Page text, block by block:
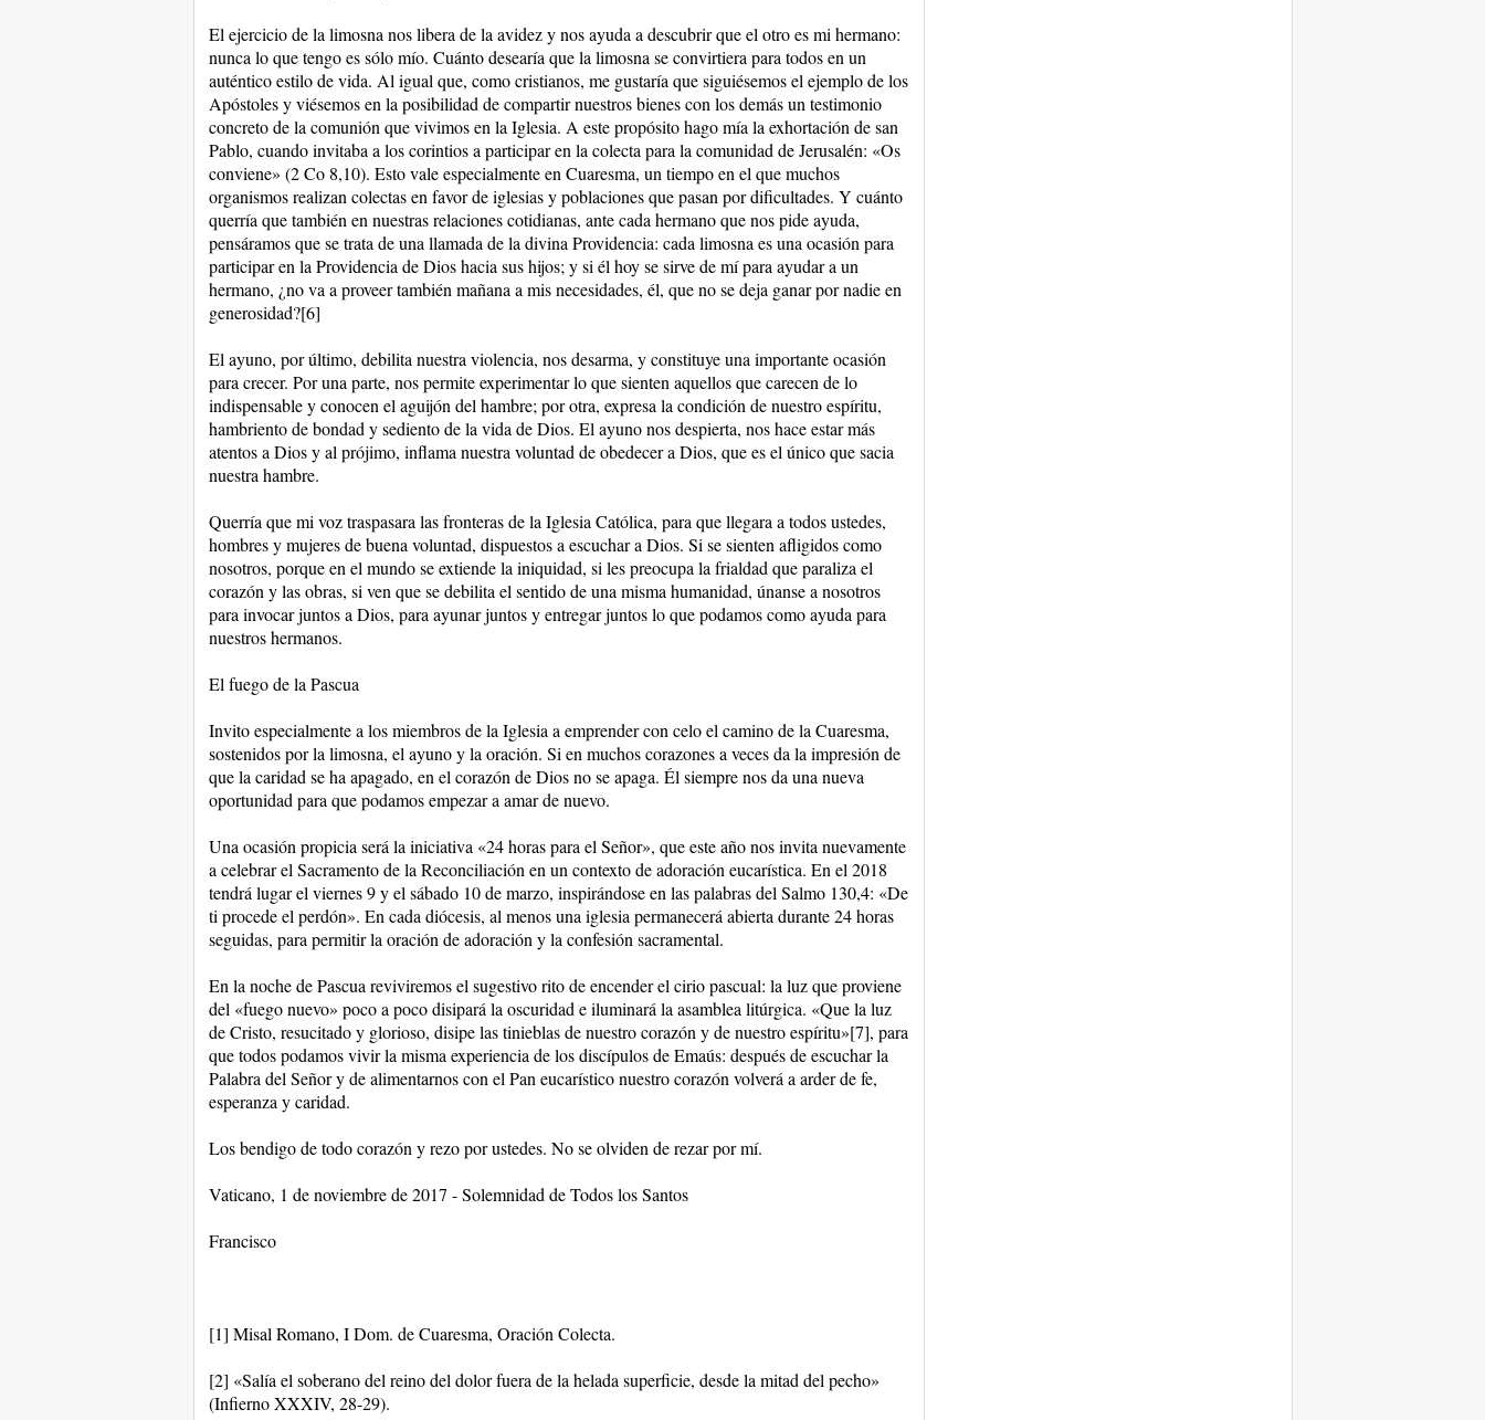
El ejercicio de la limosna nos libera de la avidez y nos ayuda a descubrir que el otro es mi hermano:
nunca lo que tengo es sólo mío. Cuánto desearía que la limosna se convirtiera para todos en un
auténtico estilo de vida. Al igual que, como cristianos, me gustaría que siguiésemos el ejemplo de los
Apóstoles y viésemos en la posibilidad de compartir nuestros bienes con los demás un testimonio
concreto de la comunión que vivimos en la Iglesia. A este propósito hago mía la exhortación de san
Pablo, cuando invitaba a los corintios a participar en la colecta para la comunidad de Jerusalén: «Os
conviene» (2 Co 8,10). Esto vale especialmente en Cuaresma, un tiempo en el que muchos
organismos realizan colectas en favor de iglesias y poblaciones que pasan por dificultades. Y cuánto
querría que también en nuestras relaciones cotidianas, ante cada hermano que nos pide ayuda,
pensáramos que se trata de una llamada de la divina Providencia: cada limosna es una ocasión para
participar en la Providencia de Dios hacia sus hijos; y si él hoy se sirve de mí para ayudar a un
hermano, ¿no va a proveer también mañana a mis necesidades, él, que no se deja ganar por nadie en
generosidad?[6]
El ayuno, por último, debilita nuestra violencia, nos desarma, y constituye una importante ocasión
para crecer. Por una parte, nos permite experimentar lo que sienten aquellos que carecen de lo
indispensable y conocen el aguijón del hambre; por otra, expresa la condición de nuestro espíritu,
hambriento de bondad y sediento de la vida de Dios. El ayuno nos despierta, nos hace estar más
atentos a Dios y al prójimo, inflama nuestra voluntad de obedecer a Dios, que es el único que sacia
nuestra hambre.
Querría que mi voz traspasara las fronteras de la Iglesia Católica, para que llegara a todos ustedes,
hombres y mujeres de buena voluntad, dispuestos a escuchar a Dios. Si se sienten afligidos como
nosotros, porque en el mundo se extiende la iniquidad, si les preocupa la frialdad que paraliza el
corazón y las obras, si ven que se debilita el sentido de una misma humanidad, únanse a nosotros
para invocar juntos a Dios, para ayunar juntos y entregar juntos lo que podamos como ayuda para
nuestros hermanos.
El fuego de la Pascua
Invito especialmente a los miembros de la Iglesia a emprender con celo el camino de la Cuaresma,
sostenidos por la limosna, el ayuno y la oración. Si en muchos corazones a veces da la impresión de
que la caridad se ha apagado, en el corazón de Dios no se apaga. Él siempre nos da una nueva
oportunidad para que podamos empezar a amar de nuevo.
Una ocasión propicia será la iniciativa «24 horas para el Señor», que este año nos invita nuevamente
a celebrar el Sacramento de la Reconciliación en un contexto de adoración eucarística. En el 2018
tendrá lugar el viernes 9 y el sábado 10 de marzo, inspirándose en las palabras del Salmo 130,4: «De
ti procede el perdón». En cada diócesis, al menos una iglesia permanecerá abierta durante 24 horas
seguidas, para permitir la oración de adoración y la confesión sacramental.
En la noche de Pascua reviviremos el sugestivo rito de encender el cirio pascual: la luz que proviene
del «fuego nuevo» poco a poco disipará la oscuridad e iluminará la asamblea litúrgica. «Que la luz
de Cristo, resucitado y glorioso, disipe las tinieblas de nuestro corazón y de nuestro espíritu»[7], para
que todos podamos vivir la misma experiencia de los discípulos de Emaús: después de escuchar la
Palabra del Señor y de alimentarnos con el Pan eucarístico nuestro corazón volverá a arder de fe,
esperanza y caridad.
Los bendigo de todo corazón y rezo por ustedes. No se olviden de rezar por mí.
Vaticano, 1 de noviembre de 2017 - Solemnidad de Todos los Santos
Francisco
[1] Misal Romano, I Dom. de Cuaresma, Oración Colecta.
[2] «Salía el soberano del reino del dolor fuera de la helada superficie, desde la mitad del pecho»
(Infierno XXXIV, 28-29).